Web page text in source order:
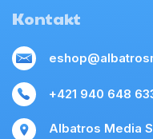
Kontakt
+421 940 648
Albatros Media